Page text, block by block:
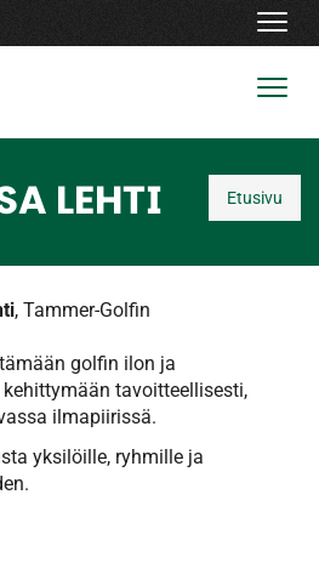
Etusivu
LEHTI
, Tammer-Golfin
golfin ilon ja
tavoitteellisesti,
ilmapiirissä.
yksilöille, ryhmille ja